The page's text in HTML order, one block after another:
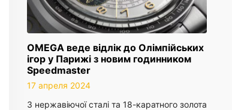
OMEGA веде відлік до Олімпійських
ігор у Парижі з новим годинником
Speedmaster
17 апреля 2024
З нержавіючої сталі та 18-каратного золота